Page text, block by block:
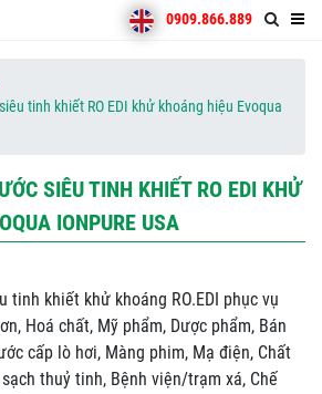
0909.866.889
tinh khiết RO EDI khử khoáng hiệu Evoqua
SIÊU TINH KHIẾT RO EDI KHỬ
IONPURE USA
tinh khiết khử khoáng RO.EDI phục vụ
Hoá chất, Mỹ phẩm, Dược phẩm, Bán
cấp lò hơi, Màng phim, Mạ điện, Chất
thuỷ tinh, Bệnh viện/trạm xá, Chế